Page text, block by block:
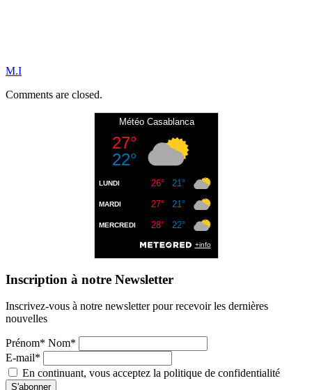
M.I
Comments are closed.
Inscription à notre Newsletter
Inscrivez-vous à notre newsletter pour recevoir les dernières
nouvelles
Prénom* Nom*
E-mail*
En continuant, vous acceptez la politique de confidentialité